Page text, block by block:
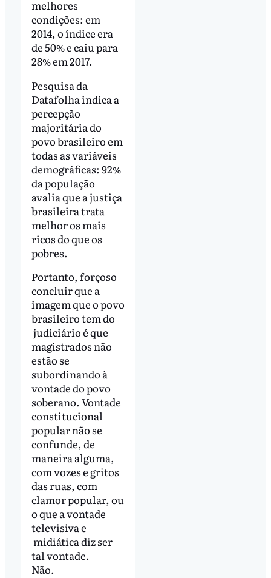
melhores
condições: em
2014, o índice era
de 50% e caiu para
28% em 2017.
Pesquisa da
Datafolha indica a
percepção
majoritária do
povo brasileiro em
todas as variáveis
demográficas: 92%
da população
avalia que a justiça
brasileira trata
melhor os mais
ricos do que os
pobres.
Portanto, forçoso
concluir que a
imagem que o povo
brasileiro tem do
judiciário é que
magistrados não
estão se
subordinando à
vontade do povo
soberano. Vontade
constitucional
popular não se
confunde, de
maneira alguma,
com vozes e gritos
das ruas, com
clamor popular, ou
o que a vontade
televisiva e
midiática diz ser
tal vontade.
Não.